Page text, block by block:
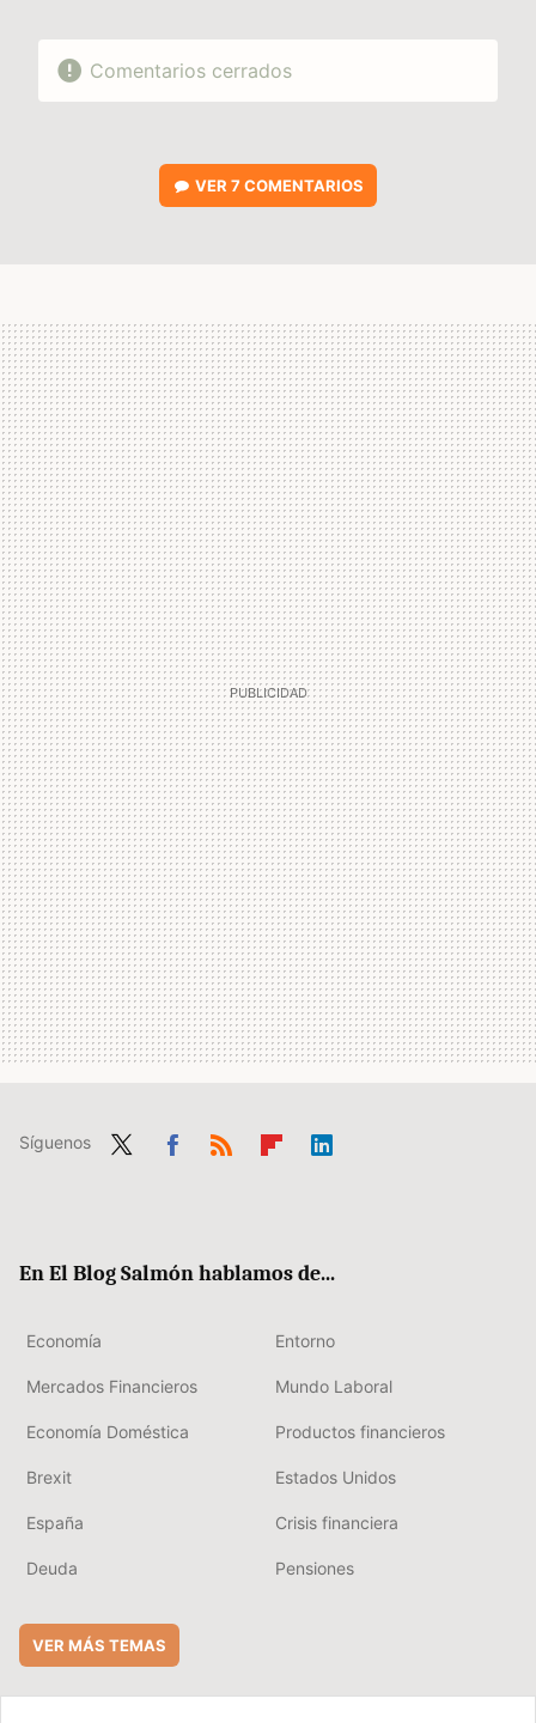
Comentarios cerrados
VER7 COMENTARIOS
Síguenos
En El Blog Salmón hablamos de...
Economía Entorno
Mercados Financieros Mundo Laboral
Economía Doméstica Productos financieros
Brexit Estados Unidos
España Crisis financiera
Deuda Pensiones
VER MÁS TEMAS